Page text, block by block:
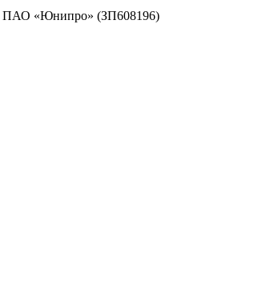
ПАО «Юнипро» (ЗП608196)